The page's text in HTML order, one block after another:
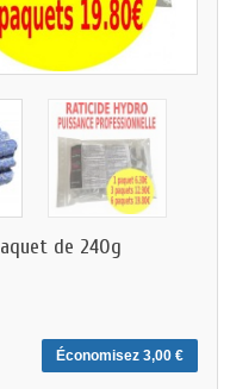
de 240g
Économisez 3,00 €